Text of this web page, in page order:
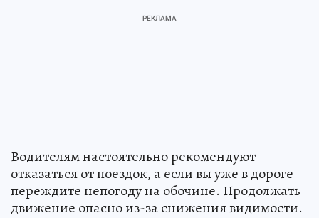
Водителям настоятельно рекомендуют
отказаться от поездок, а если вы уже в дороге –
переждите непогоду на обочине. Продолжать
движение опасно из-за снижения видимости.